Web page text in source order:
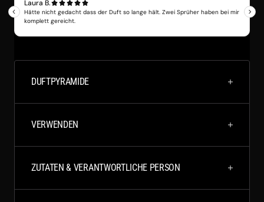
DUFTPYRAMIDE
VERWENDEN
ZUTATEN & VERANTWORTLICHE PERSON